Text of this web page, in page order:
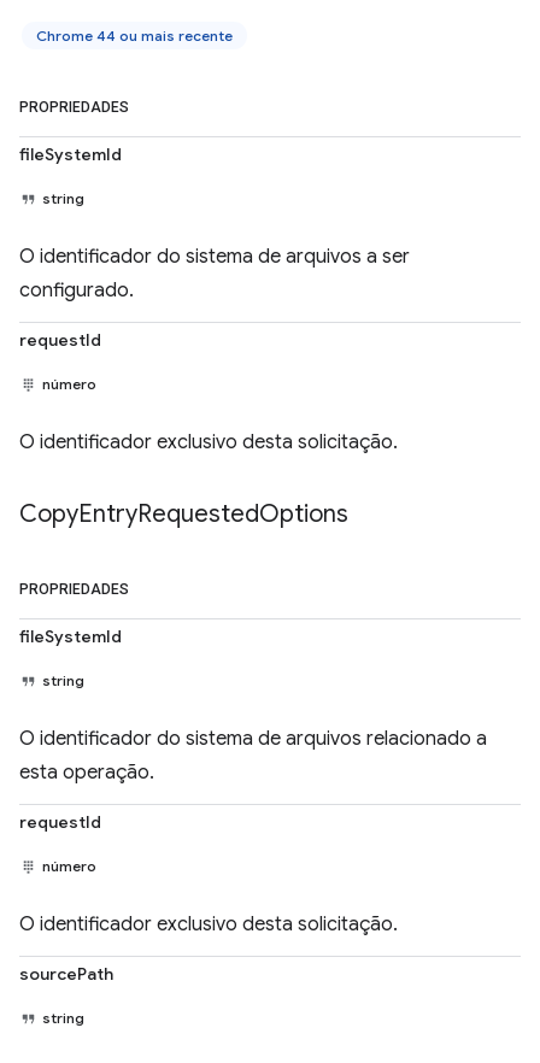
Chrome 44 ou mais recente
PROPRIEDADES
fileSystemId
string
O identificador do sistema de arquivos a ser
configurado.
requestId
número
O identificador exclusivo desta solicitação.
CopyEntryRequestedOptions
PROPRIEDADES
fileSystemId
string
O identificador do sistema de arquivos relacionado a
esta operação.
requestId
número
O identificador exclusivo desta solicitação.
sourcePath
string